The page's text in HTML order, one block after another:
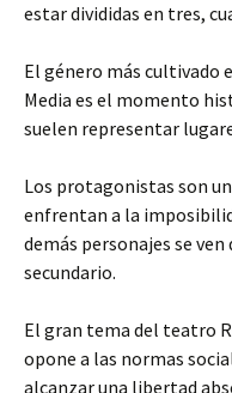
estar divididas en tres,
El género más cultivado
Media es el momento
suelen representar
Los protagonistas son
enfrentan a la
demás personajes se
secundario.
El gran tema del teatro
opone a las normas
alcanzar una libertad